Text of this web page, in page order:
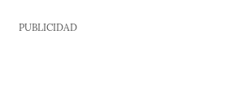
PUBLICIDAD